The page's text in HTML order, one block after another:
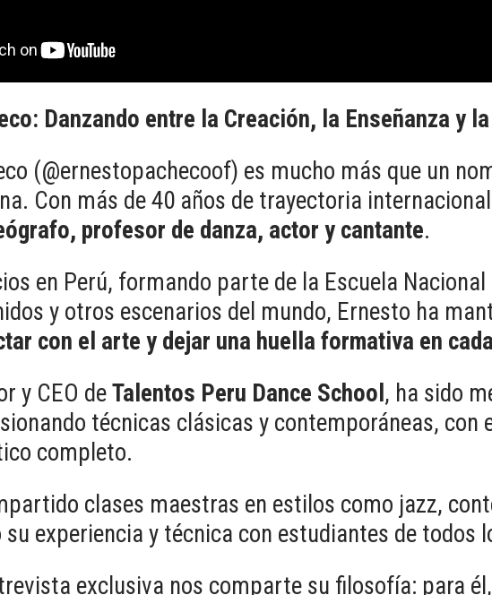
Danzando entre la Creación, la Enseñanza y
(@ernestopachecoof) es mucho más que un
Con más de 40 años de trayectoria
profesor de danza, actor y cantante.
en Perú, formando parte de la Escuela
y otros escenarios del mundo, Ernesto ha
con el arte y dejar una huella formativa en
y CEO deTalentos Peru Dance School , ha sido
técnicas clásicas y contemporáneas, con
completo.
clases maestras en estilos como jazz,
experiencia y técnica con estudiantes de todos
exclusiva nos comparte su filosofía: para